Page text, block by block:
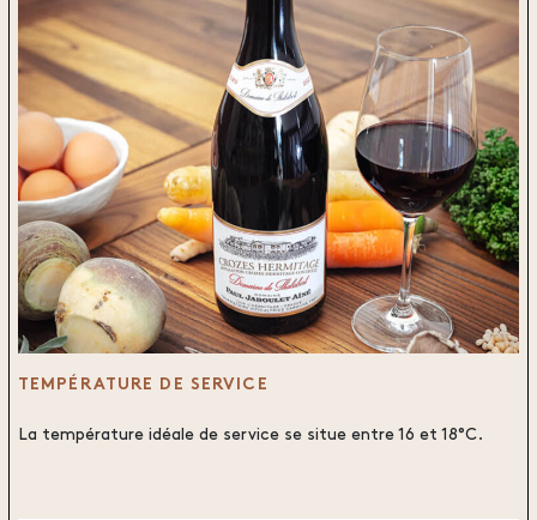
TEMPÉRATURE DE SERVICE
La température idéale de service se situe entre 16 et 18°C.